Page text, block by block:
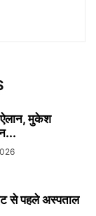
ऐलान, मुकेश
से पहले अस्पताल